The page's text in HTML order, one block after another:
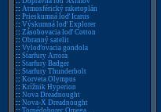
:: Atmosférický raketoplán
:: Prieskumná loď Icarus
:: Výskumná loď Explorer
:: Zásobovacia loď Cotton
:: Obranný satelit
:: Vyloďovacia gondola
:: Starfury Arrora
:: Starfury Badger
:: Starfury Thunderbolt
:: Korveta Olympus
:: Krížnik Hyperion
:: Nova Dreadnought
:: Nova-X Dreadnought
:: Torpédoborec Omega